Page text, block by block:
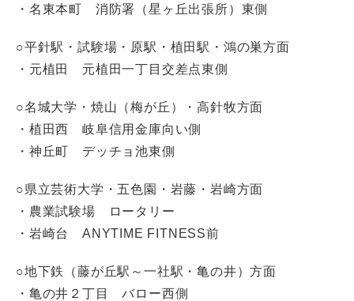
・名東本町 消防署（星ヶ丘出張所）東側
○平針駅・試験場・原駅・植田駅・鴻の巣方面
・元植田 元植田一丁目交差点東側
○名城大学・焼山（梅が丘）・高針牧方面
・植田西 岐阜信用金庫向い側
・神丘町 デッチョ池東側
○県立芸術大学・五色園・岩藤・岩崎方面
・農業試験場 ロータリー
・岩崎台 ANYTIME FITNESS前
○地下鉄（藤が丘駅～一社駅・亀の井）方面
・亀の井２丁目 バロー西側